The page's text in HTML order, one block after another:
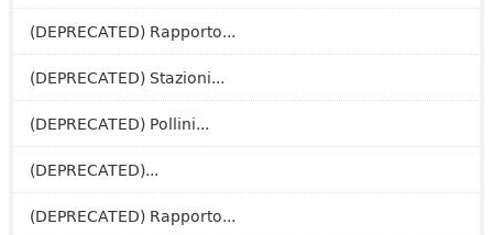
(DEPRECATED) Rapporto...
(DEPRECATED) Stazioni...
(DEPRECATED) Pollini...
(DEPRECATED)...
(DEPRECATED) Rapporto...